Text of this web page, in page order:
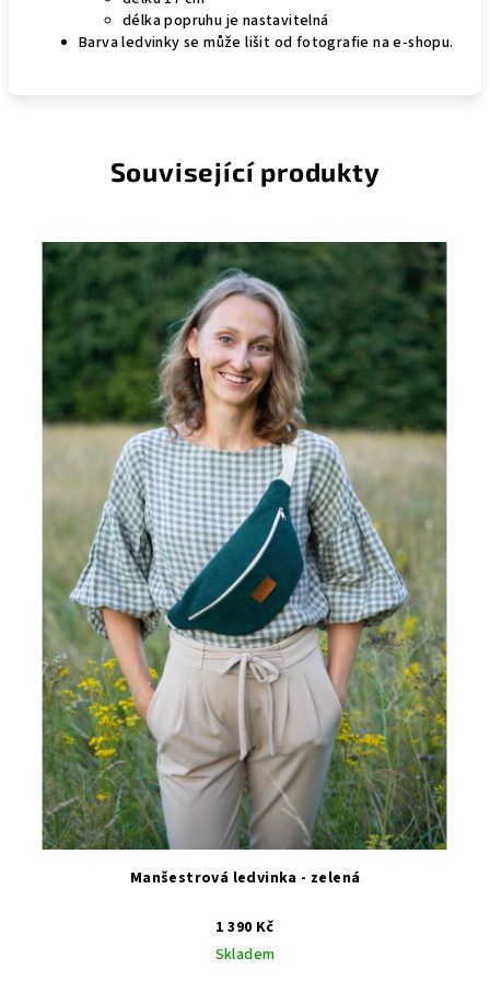
délka popruhu je nastavitelná
Barva ledvinky se může lišit od fotografie na e-shopu.
Související produkty
Manšestrová ledvinka - zelená
1 390 Kč
Skladem